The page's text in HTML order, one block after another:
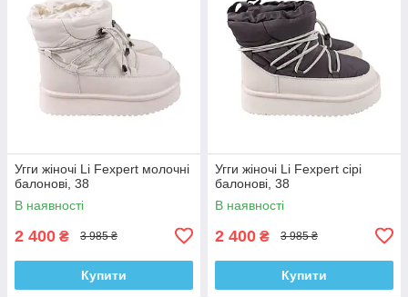
Угги жіночі Li Fexpert молочні
балонові, 38
В наявності
2 400 ₴ 3 985 ₴
Купити
Угги жіночі Li Fexpert сірі
балонові, 38
В наявності
2 400 ₴ 3 985 ₴
Купити